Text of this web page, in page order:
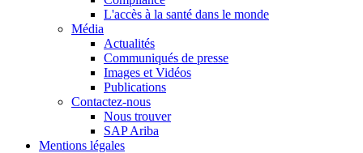
L'accès à la santé dans le monde
Média
Actualités
Communiqués de presse
Images et Vidéos
Publications
Contactez-nous
Nous trouver
SAP Ariba
Mentions légales